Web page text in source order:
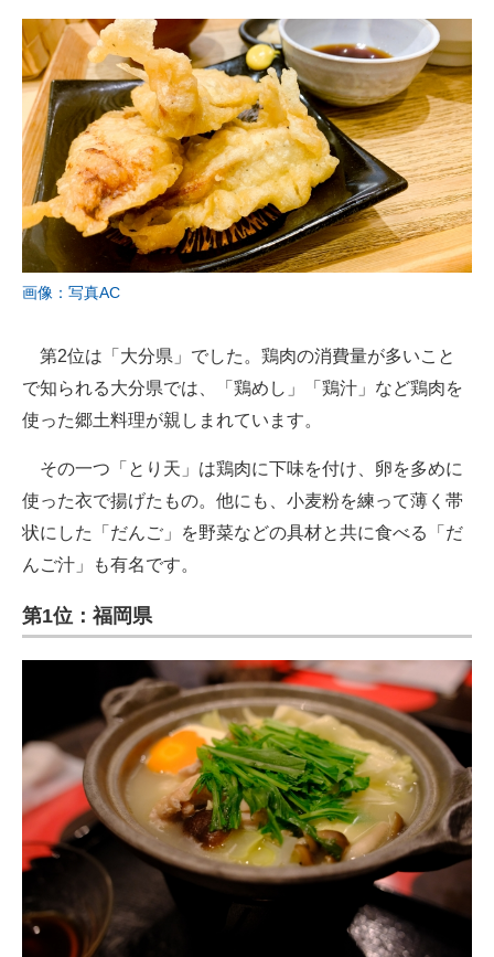
画像：写真AC
第2位は「大分県」でした。鶏肉の消費量が多いこと
で知られる大分県では、「鶏めし」「鶏汁」など鶏肉を
使った郷土料理が親しまれています。
その一つ「とり天」は鶏肉に下味を付け、卵を多めに
使った衣で揚げたもの。他にも、小麦粉を練って薄く帯
状にした「だんご」を野菜などの具材と共に食べる「だ
んご汁」も有名です。
第1位：福岡県